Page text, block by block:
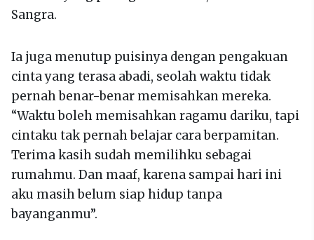
Sangra.
Ia juga menutup puisinya dengan pengakuan
cinta yang terasa abadi, seolah waktu tidak
pernah benar-benar memisahkan mereka.
“Waktu boleh memisahkan ragamu dariku, tapi
cintaku tak pernah belajar cara berpamitan.
Terima kasih sudah memilihku sebagai
rumahmu. Dan maaf, karena sampai hari ini
aku masih belum siap hidup tanpa
bayanganmu”.